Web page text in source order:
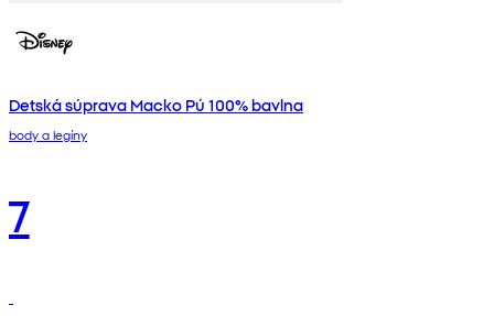
Detská súprava Macko Pú 100% bavlna
body a legíny
7